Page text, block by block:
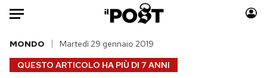
Auto
HOME
QUESTO ARTICOLO HA PIÙ DI 7 ANNI
MONDO Martedì 29 gennaio 2019